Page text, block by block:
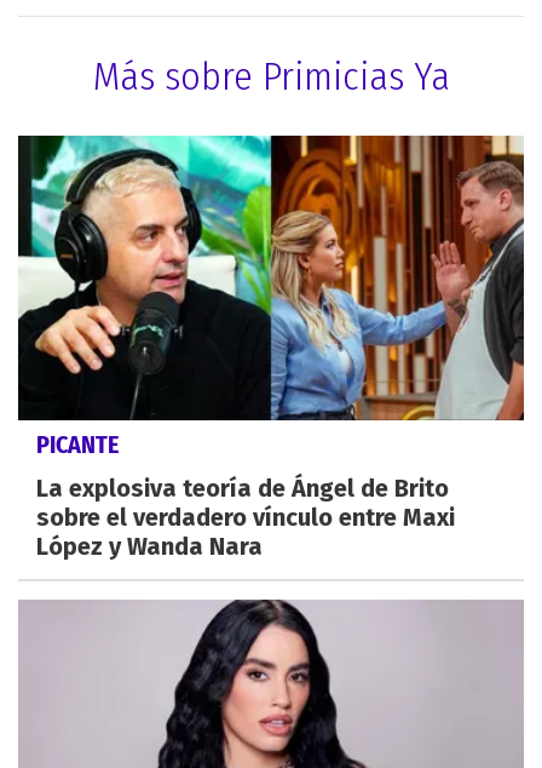
Más sobre Primicias Ya
PICANTE
La explosiva teoría de Ángel de Brito
sobre el verdadero vínculo entre Maxi
López y Wanda Nara